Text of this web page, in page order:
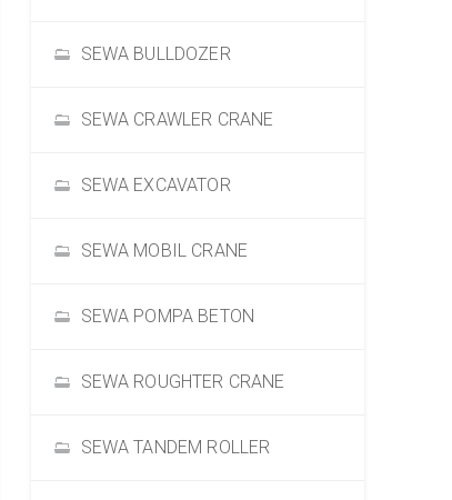
SEWA BULLDOZER
SEWA CRAWLER CRANE
SEWA EXCAVATOR
SEWA MOBIL CRANE
SEWA POMPA BETON
SEWA ROUGHTER CRANE
SEWA TANDEM ROLLER